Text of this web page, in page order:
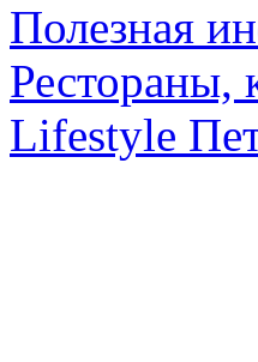
Полезная
Рестораны,
Lifestyle